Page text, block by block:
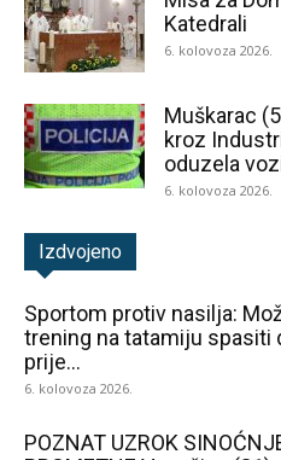
Katedrali
6. kolovoza 2026.
Muškarac
kroz
oduzela
6. kolovoza 2026.
Izdvojeno
Sportom protiv nasilja:
trening na tatamiju spasiti
prije...
6. kolovoza 2026.
POZNAT UZROK